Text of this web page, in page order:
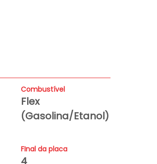
Combustível
Flex
(Gasolina/Etanol)
FInal da placa
4